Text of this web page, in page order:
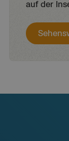
auf der